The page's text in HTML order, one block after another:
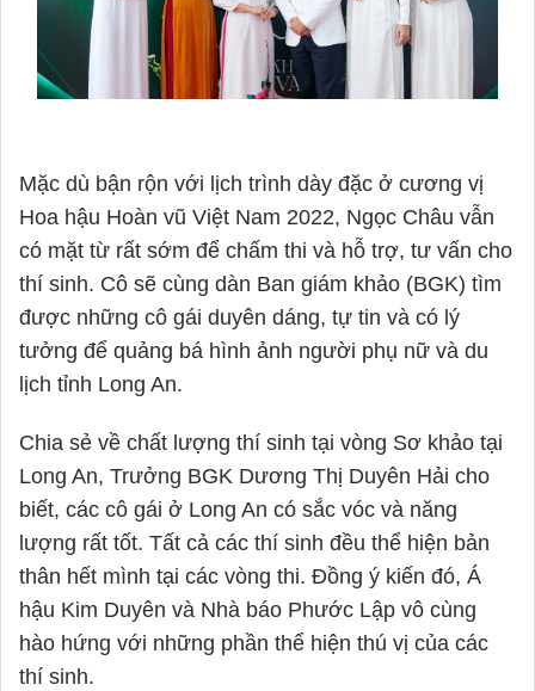
Mặc dù bận rộn với lịch trình dày đặc ở cương vị
Hoa hậu Hoàn vũ Việt Nam 2022, Ngọc Châu vẫn
có mặt từ rất sớm để chấm thi và hỗ trợ, tư vấn cho
thí sinh. Cô sẽ cùng dàn Ban giám khảo (BGK) tìm
được những cô gái duyên dáng, tự tin và có lý
tưởng để quảng bá hình ảnh người phụ nữ và du
lịch tỉnh Long An.
Chia sẻ về chất lượng thí sinh tại vòng Sơ khảo tại
Long An, Trưởng BGK Dương Thị Duyên Hải cho
biết, các cô gái ở Long An có sắc vóc và năng
lượng rất tốt. Tất cả các thí sinh đều thể hiện bản
thân hết mình tại các vòng thi. Đồng ý kiến đó, Á
hậu Kim Duyên và Nhà báo Phước Lập vô cùng
hào hứng với những phần thể hiện thú vị của các
thí sinh.